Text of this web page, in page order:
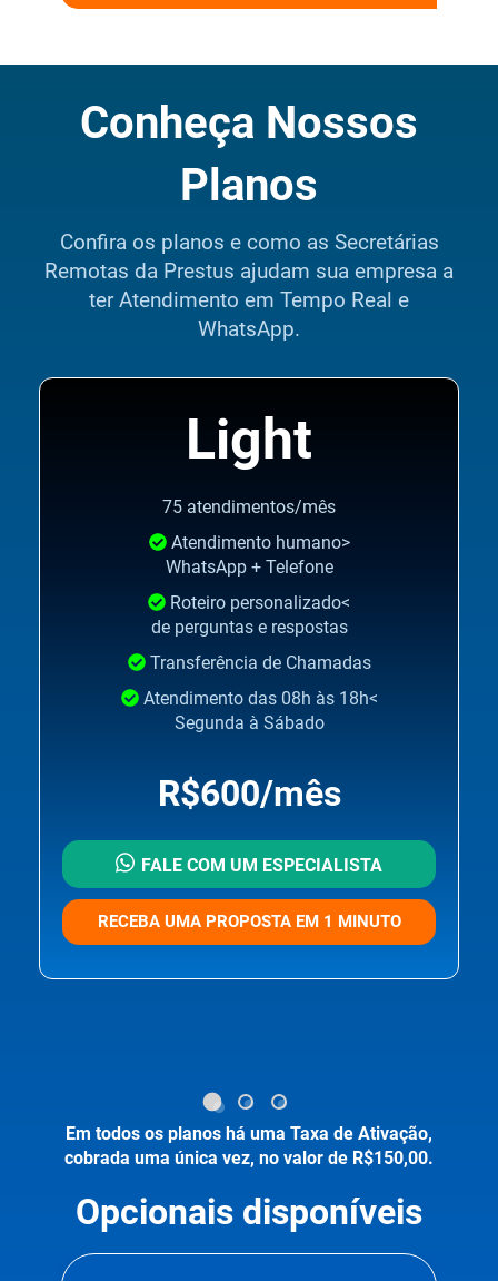
Conheça Nossos
Planos
Confira os planos e como as Secretárias
Remotas da Prestus ajudam sua empresa a
ter Atendimento em Tempo Real e
WhatsApp.
Light
75 atendimentos/mês
Atendimento humano>
WhatsApp + Telefone
Roteiro personalizado<
de perguntas e respostas
Transferência de Chamadas
Atendimento das 08h às 18h<
Segunda à Sábado
R$600/mês
FALE COM UM ESPECIALISTA
RECEBA UMA PROPOSTA EM 1 MINUTO
Em todos os planos há uma Taxa de Ativação,
cobrada uma única vez, no valor de R$150,00.
Opcionais disponíveis